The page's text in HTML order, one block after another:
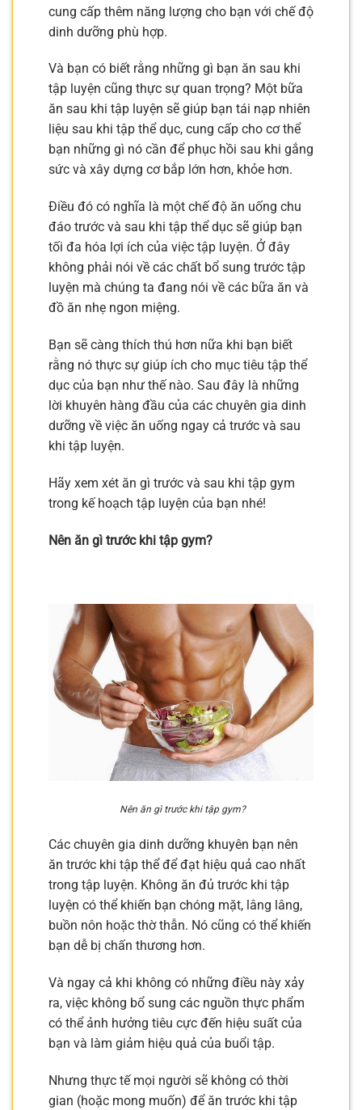
cung cấp thêm năng lượng cho bạn với chế độ
dinh dưỡng phù hợp.
Và bạn có biết rằng những gì bạn ăn sau khi
tập luyện cũng thực sự quan trọng? Một bữa
ăn sau khi tập luyện sẽ giúp bạn tái nạp nhiên
liệu sau khi tập thể dục, cung cấp cho cơ thể
bạn những gì nó cần để phục hồi sau khi gắng
sức và xây dựng cơ bắp lớn hơn, khỏe hơn.
Điều đó có nghĩa là một chế độ ăn uống chu
đáo trước và sau khi tập thể dục sẽ giúp bạn
tối đa hóa lợi ích của việc tập luyện. Ở đây
không phải nói về các chất bổ sung trước tập
luyện mà chúng ta đang nói về các bữa ăn và
đồ ăn nhẹ ngon miệng.
Bạn sẽ càng thích thú hơn nữa khi bạn biết
rằng nó thực sự giúp ích cho mục tiêu tập thể
dục của bạn như thế nào. Sau đây là những
lời khuyên hàng đầu của các chuyên gia dinh
dưỡng về việc ăn uống ngay cả trước và sau
khi tập luyện.
Hãy xem xét ăn gì trước và sau khi tập gym
trong kế hoạch tập luyện của bạn nhé!
Nên ăn gì trước khi tập gym?
Nên ăn gì trước khi tập gym?
Các chuyên gia dinh dưỡng khuyên bạn nên
ăn trước khi tập thể để đạt hiệu quả cao nhất
trong tập luyện. Không ăn đủ trước khi tập
luyện có thể khiến bạn chóng mặt, lâng lâng,
buồn nôn hoặc thờ thẫn. Nó cũng có thể khiến
bạn dễ bị chấn thương hơn.
Và ngay cả khi không có những điều này xảy
ra, việc không bổ sung các nguồn thực phẩm
có thể ảnh hưởng tiêu cực đến hiệu suất của
bạn và làm giảm hiệu quả của buổi tập.
Nhưng thực tế mọi người sẽ không có thời
gian (hoặc mong muốn) để ăn trước khi tập